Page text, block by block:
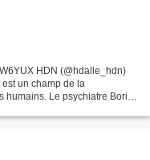
HDN (@hdalle_hdn)
un champ de la
Le psychiatre Boris